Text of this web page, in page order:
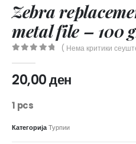
Zebra
metal file – 100
( Нема критики
20,00ден
1 pcs
КатегоријаТурпии